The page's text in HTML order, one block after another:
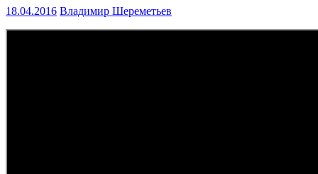
18.04.2016 Владимир Шереметьев